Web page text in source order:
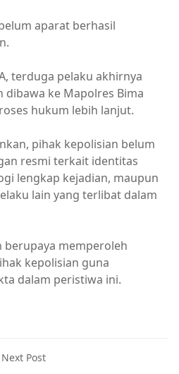
aparat berhasil
terduga pelaku akhirnya
dibawa ke Mapolres Bima
hukum lebih lanjut.
pihak kepolisian belum
resmi terkait identitas
lengkap kejadian, maupun
lain yang terlibat dalam
memperoleh
kepolisian guna
dalam peristiwa ini.
Next Post